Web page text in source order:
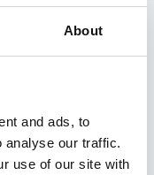
About
and ads, to
analyse our traffic.
use of our site with
geen helpdeskrobot,
IT’er te zijn om te